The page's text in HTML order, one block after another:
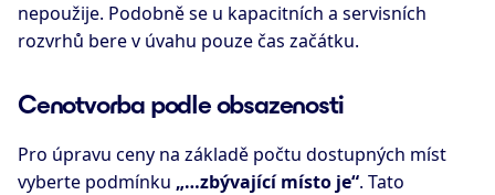
nepoužije. Podobně se u kapacitních a servisních
rozvrhů bere v úvahu pouze čas začátku.
Cenotvorba podle obsazenosti
Pro úpravu ceny na základě počtu dostupných míst
vyberte podmínku „…zbývající místo je“. Tato